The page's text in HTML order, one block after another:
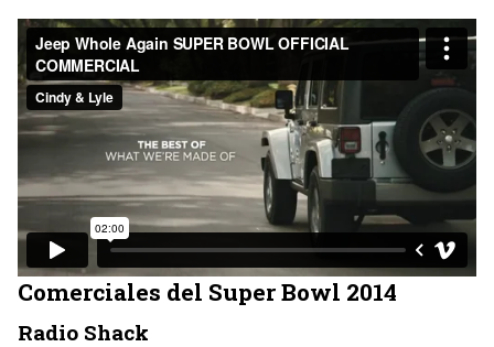
Comerciales del Super Bowl 2014
Radio Shack